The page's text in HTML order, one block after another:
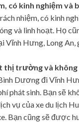
có kinh nghiệm và
nhiệm, có kinh
và linh hoạt. Họ
Vĩnh Hưng, Long
thị trường và
Dương đi Vĩnh
phát sinh. Bạn sẽ
vụ của xe du lịch
Bạn cũng sẽ được